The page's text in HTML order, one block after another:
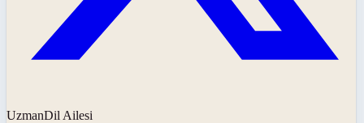
UzmanDil Ailesi